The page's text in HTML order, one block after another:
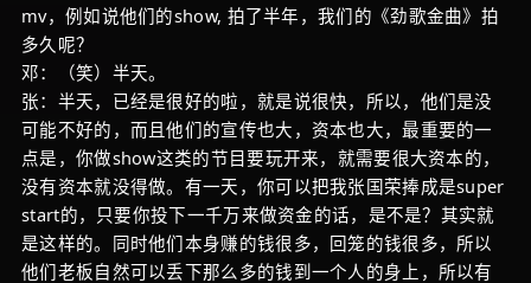
mv，例如说他们的show, 拍了半年，我们的《劲歌金曲》拍
多久呢？
邓：（笑）半天。
张：半天，已经是很好的啦，就是说很快，所以，他们是没
可能不好的，而且他们的宣传也大，资本也大，最重要的一
点是，你做show这类的节目要玩开来，就需要很大资本的，
没有资本就没得做。有一天，你可以把我张国荣捧成是super
start的，只要你投下一千万来做资金的话，是不是？其实就
是这样的。同时他们本身赚的钱很多，回笼的钱很多，所以
他们老板自然可以丢下那么多的钱到一个人的身上，所以有